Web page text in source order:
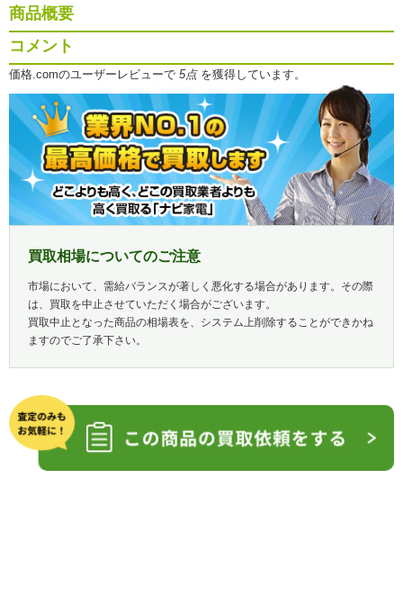
商品概要
コメント
価格.comのユーザーレビューで 5点を獲得しています。
買取相場についてのご注意
市場において、需給バランスが著しく悪化する場合があります。その際
は、買取を中止させていただく場合がございます。
買取中止となった商品の相場表を、システム上削除することができかね
ますのでご了承下さい。